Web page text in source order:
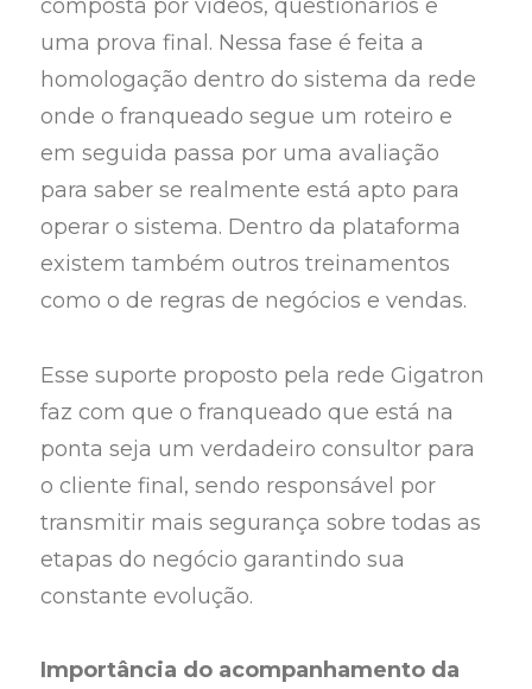
composta por vídeos, questionários e
uma prova final. Nessa fase é feita a
homologação dentro do sistema da rede
onde o franqueado segue um roteiro e
em seguida passa por uma avaliação
para saber se realmente está apto para
operar o sistema. Dentro da plataforma
existem também outros treinamentos
como o de regras de negócios e vendas.
Esse suporte proposto pela rede Gigatron
faz com que o franqueado que está na
ponta seja um verdadeiro consultor para
o cliente final, sendo responsável por
transmitir mais segurança sobre todas as
etapas do negócio garantindo sua
constante evolução.
Importância do acompanhamento da